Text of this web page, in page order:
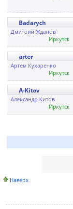
Badarych
Дмитрий Жданов
Иркутск
arter
Артём Кухаренко
Иркутск
A-Kitov
Александр Китов
Иркутск
Наверх